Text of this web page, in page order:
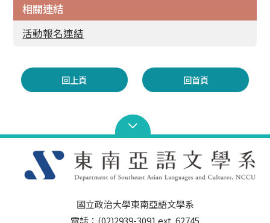
相關連結
活動報名連結
回上頁 回首頁
國立政治大學東南亞語文學系
電話：(02)2939-3091 ext. 62745